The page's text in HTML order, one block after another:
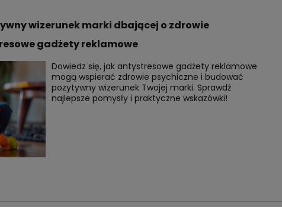
wizerunek marki dbającej o zdrowie
gadżety reklamowe
Dowiedz się, jak antystresowe gadżety reklamowe
mogą wspierać zdrowie psychiczne i budować
pozytywny wizerunek Twojej marki. Sprawdź
najlepsze pomysły i praktyczne wskazówki!